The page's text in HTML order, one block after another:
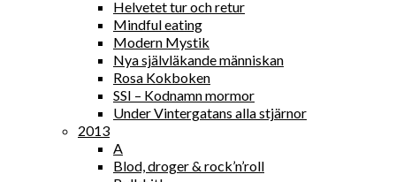
Helvetet tur och retur
Mindful eating
Modern Mystik
Nya självläkande människan
Rosa Kokboken
SSI – Kodnamn mormor
Under Vintergatans alla stjärnor
2013
A
Blod, droger & rock’n’roll